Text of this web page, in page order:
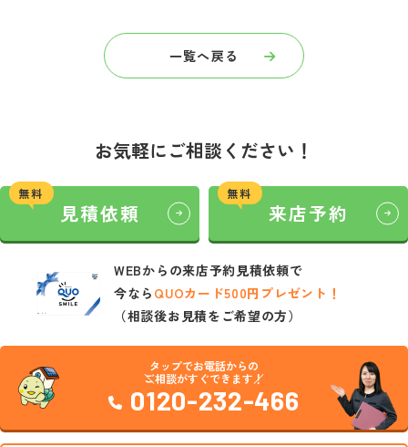
一覧へ戻る
お気軽にご相談ください ！
WEBからの来店予約見積依頼で
今なら QUOカード500円プレゼント！
（相談後お見積をご希望の方）
無料
見積依頼
無料
来店予約
タップでお電話からの
ご相談がすぐできます！
0120-232-466